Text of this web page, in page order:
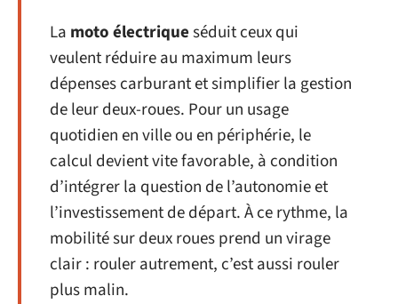
La moto électriqueséduit ceux qui
veulent réduire au maximum leurs
dépenses carburant et simplifier la gestion
de leur deux-roues. Pour un usage
quotidien en ville ou en périphérie, le
calcul devient vite favorable, à condition
d’intégrer la question de l’autonomie et
l’investissement de départ. À ce rythme, la
mobilité sur deux roues prend un virage
clair : rouler autrement, c’est aussi rouler
plus malin.